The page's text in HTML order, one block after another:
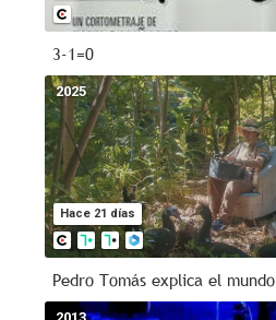
3-1=0
Hace 21 días
2025
Pedro Tomás explica el mundo